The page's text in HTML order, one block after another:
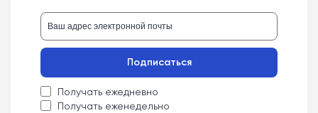
Получать ежедневно
Получать еженедельно
Подписаться